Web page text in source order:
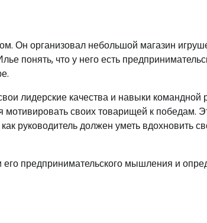
Он организовал небольшой магазин
понять, что у него есть
лидерские качества и навыки командной
своих товарищей к победам.
руководитель должен уметь вдохновить
предпринимательского мышления и